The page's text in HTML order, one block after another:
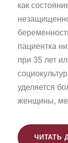
как
пациентка
при 35 лет
уделяется
женщины,
ЧИТАТЬ